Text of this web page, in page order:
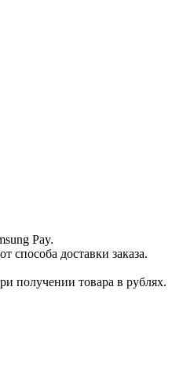
Pay.
способа доставки заказа.
получении товара в рублях.